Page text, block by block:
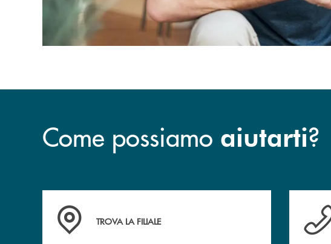
Come possiamo aiutarti?
Accedi all' elenco completo delle filiali.
TROVA LA FILIALE
Hai